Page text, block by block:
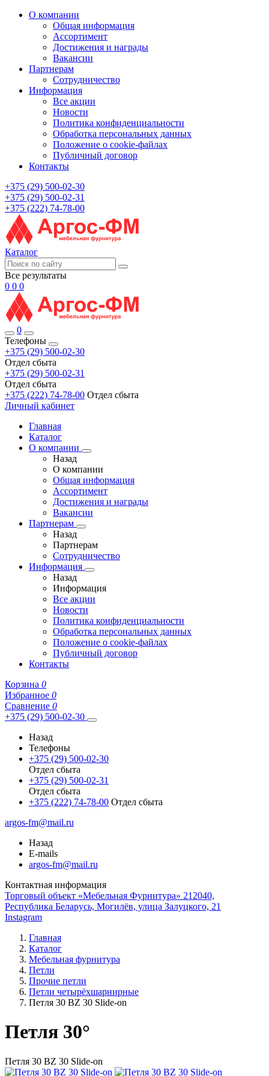
О компании
Общая информация
Ассортимент
Достижения и награды
Вакансии
Партнерам
Сотрудничество
Информация
Все акции
Новости
Политика конфиденциальности
Обработка персональных данных
Положение о cookie-файлах
Публичный договор
Контакты
+375 (29) 500-02-30
+375 (29) 500-02-31
+375 (222) 74-78-00
Каталог
Все результаты
0 0 0
0
Телефоны
+375 (29) 500-02-30
Отдел сбыта
+375 (29) 500-02-31
Отдел сбыта
+375 (222) 74-78-00 Отдел сбыта
Личный кабинет
Главная
Каталог
О компании
Назад
О компании
Общая информация
Ассортимент
Достижения и награды
Вакансии
Партнерам
Назад
Партнерам
Сотрудничество
Информация
Назад
Информация
Все акции
Новости
Политика конфиденциальности
Обработка персональных данных
Положение о cookie-файлах
Публичный договор
Контакты
Корзина 0
Избранное 0
Сравнение 0
+375 (29) 500-02-30
Назад
Телефоны
+375 (29) 500-02-30
Отдел сбыта
+375 (29) 500-02-31
Отдел сбыта
+375 (222) 74-78-00 Отдел сбыта
argos-fm@mail.ru
Назад
E-mails
argos-fm@mail.ru
Контактная информация
Торговый объект «Мебельная Фурнитура» 212040,
Республика Беларусь, Могилёв, улица Залуцкого, 21
Instagram
Главная
Каталог
Мебельная фурнитура
Петли
Прочие петли
Петли четырёхшарнирные
Петля 30 BZ 30 Slide-on
Петля 30°
Петля 30 BZ 30 Slide-on